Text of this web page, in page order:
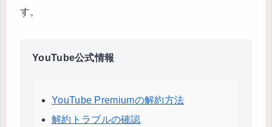
す。
YouTube公式情報
YouTube Premiumの解約方法
解約トラブルの確認